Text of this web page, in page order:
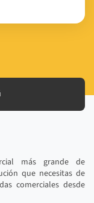
más grande de
que necesitas de
comerciales desde